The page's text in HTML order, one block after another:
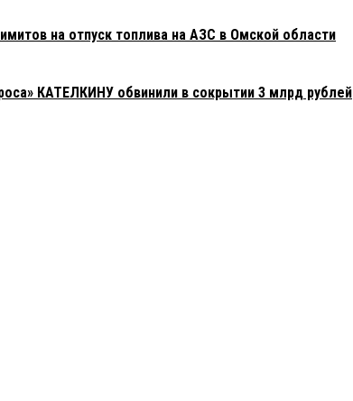
на отпуск топлива на АЗС в Омской области
КАТЕЛКИНУ обвинили в сокрытии 3 млрд рублей